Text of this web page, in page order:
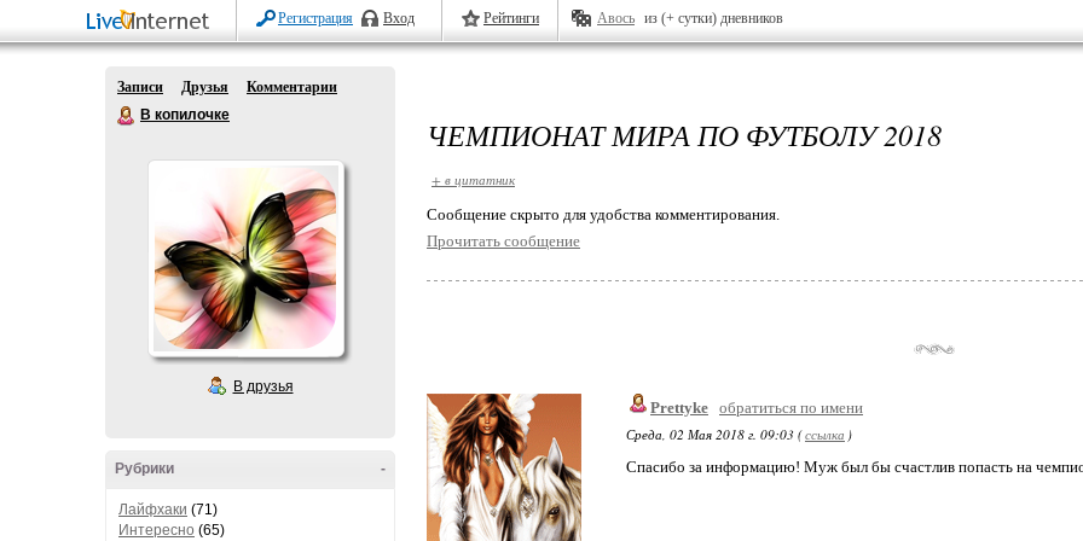
Регистрация Вход Рейтинги Авось из (+ сутки) дневников
Записи Друзья
Комментарии
В копилочке
В друзья
-
Рубрики
Лайфхаки (71)
Интересно (65)
ЧЕМПИОНАТ МИРА ПО ФУТБОЛУ 2018
+ в цитатник
Cообщение скрыто для удобства комментирования.
Прочитать сообщение
Prettyke обратиться по имени
Среда, 02 Мая 2018 г. 09:03 (ссылка )
Спасибо за информацию! Муж был бы счастлив попасть на